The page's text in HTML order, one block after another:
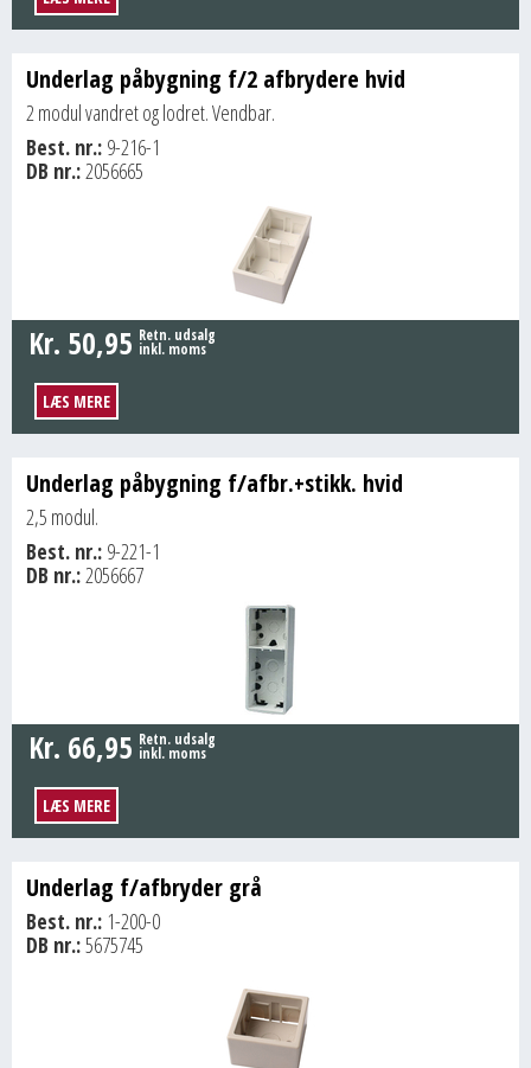
Underlag påbygning f/2 afbrydere hvid
2 modul vandret og lodret. Vendbar.
Best. nr.: 9-216-1
DB nr.:2056665
Kr. 50,95 Retn. udsalg
inkl. moms
LÆS MERE
Underlag påbygning f/afbr.+stikk. hvid
2,5 modul.
Best. nr.: 9-221-1
DB nr.:2056667
Kr. 66,95 Retn. udsalg
inkl. moms
LÆS MERE
Underlag f/afbryder grå
Best. nr.: 1-200-0
DB nr.:5675745